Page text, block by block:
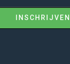
INSCHRIJVEN